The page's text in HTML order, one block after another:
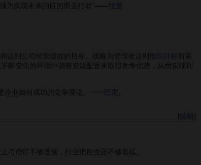
为实现未来的目的而去行动”—— 纽曼
到公司经营绩效的目标。战略为管理者达到 组织目标 而采
断变化的环境中调整资源配置来取得竞争优势，从而实现利
企业如何成功的竞争理论。—— 巴尼
[编辑
考虑得不够透彻，行业把控也还不够老练。